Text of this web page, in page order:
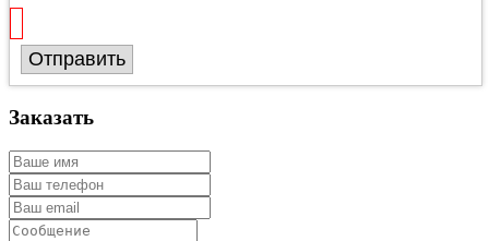
Отправить
Заказать